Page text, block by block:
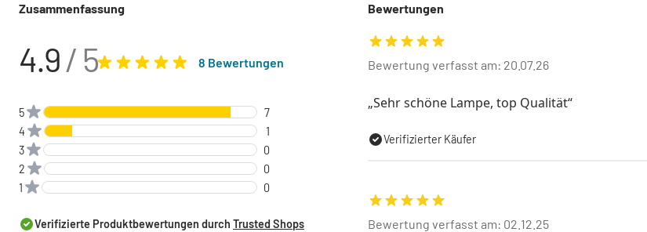
Zusammenfassung
4.9/ 5 8 Bewertungen
5
7
4
1
3
0
2
0
1
0
Verifizierte Produktbewertungen durch Trusted Shops
Bewertungen
Bewertung verfasst am: 20.07.26
Sehr schöne Lampe, top Qualität
Verifizierter Käufer
Bewertung verfasst am: 02.12.25